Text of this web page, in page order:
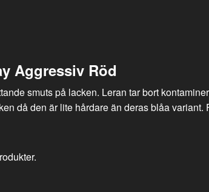
Aggressiv Röd
smuts på lacken. Leran tar bort
då den är lite hårdare än deras blåa variant.